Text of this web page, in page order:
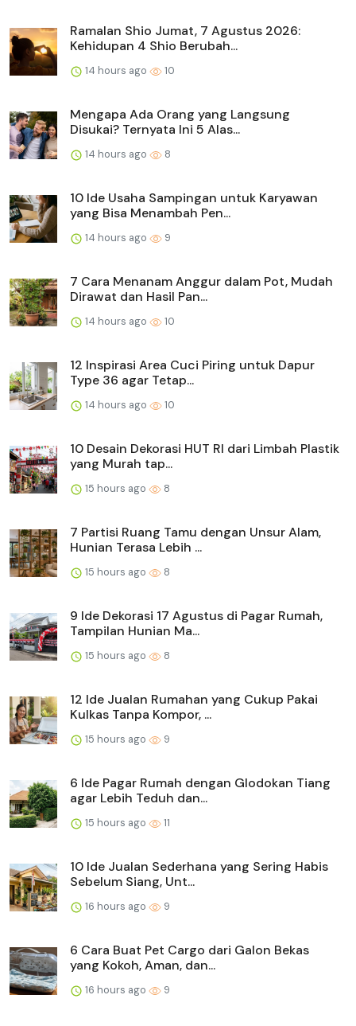
Ramalan Shio Jumat, 7 Agustus 2026:
Kehidupan 4 Shio Berubah...
14 hours ago 10
Mengapa Ada Orang yang Langsung
Disukai? Ternyata Ini 5 Alas...
14 hours ago 8
10 Ide Usaha Sampingan untuk Karyawan
yang Bisa Menambah Pen...
14 hours ago 9
7 Cara Menanam Anggur dalam Pot, Mudah
Dirawat dan Hasil Pan...
14 hours ago 10
12 Inspirasi Area Cuci Piring untuk Dapur
Type 36 agar Tetap...
14 hours ago 10
10 Desain Dekorasi HUT RI dari Limbah Plastik
yang Murah tap...
15 hours ago 8
7 Partisi Ruang Tamu dengan Unsur Alam,
Hunian Terasa Lebih ...
15 hours ago 8
9 Ide Dekorasi 17 Agustus di Pagar Rumah,
Tampilan Hunian Ma...
15 hours ago 8
12 Ide Jualan Rumahan yang Cukup Pakai
Kulkas Tanpa Kompor, ...
15 hours ago 9
6 Ide Pagar Rumah dengan Glodokan Tiang
agar Lebih Teduh dan...
15 hours ago 11
10 Ide Jualan Sederhana yang Sering Habis
Sebelum Siang, Unt...
16 hours ago 9
6 Cara Buat Pet Cargo dari Galon Bekas
yang Kokoh, Aman, dan...
16 hours ago 9